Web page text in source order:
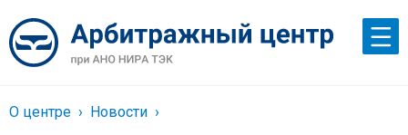
О центре Новости